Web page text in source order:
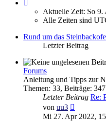
Aktuelle Zeit: So 9.
Alle Zeiten sind
Rund um das
Letzter Beitrag
Forums
Anleitung und Tipps zur
Themen: 33, Beiträge: 347
Letzter Beitrag Re:
von uu3
Beitrag
Mi 27. Apr 2022,